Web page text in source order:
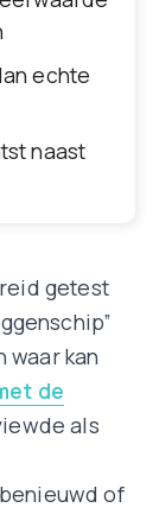
echte
naast
getest
waar kan
de
als
of